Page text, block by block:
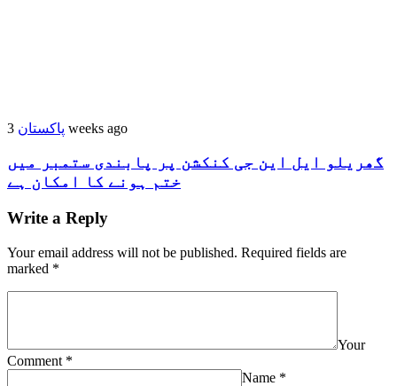
پاکستان 3 weeks ago
گھریلو ایل این جی کنکشن پر پابندی ستمبر میں
ختم ہونے کا امکان ہے
Write a Reply
Your email address will not be published. Required fields are
marked *
Your
Comment *
Name *